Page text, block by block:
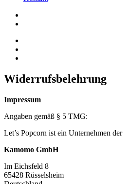
Widerrufsbelehrung
Impressum
Angaben gemäß § 5 TMG:
Let’s Popcorn ist ein Unternehmen der
Kamomo GmbH
Im Eichsfeld 8
65428 Rüsselsheim